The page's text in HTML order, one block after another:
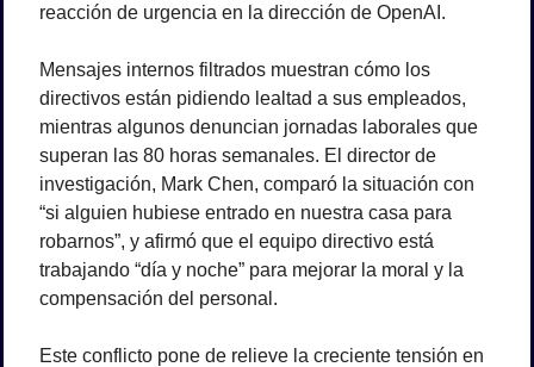
reacción de urgencia en la dirección de OpenAI.
Mensajes internos filtrados muestran cómo los
directivos están pidiendo lealtad a sus empleados,
mientras algunos denuncian jornadas laborales que
superan las 80 horas semanales. El director de
investigación, Mark Chen, comparó la situación con
“si alguien hubiese entrado en nuestra casa para
robarnos”, y afirmó que el equipo directivo está
trabajando “día y noche” para mejorar la moral y la
compensación del personal.
Este conflicto pone de relieve la creciente tensión en